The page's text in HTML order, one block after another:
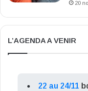
20
L’AGENDA A VENIR
22 au 24/11